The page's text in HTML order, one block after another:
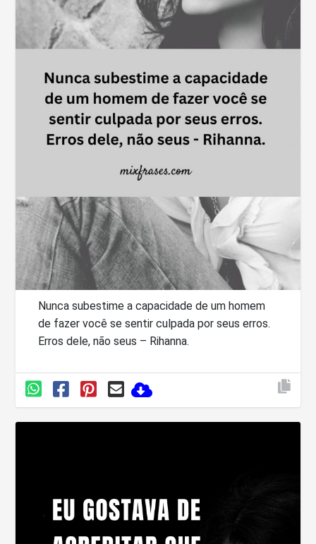
Nunca subestime a capacidade de um homem
de fazer você se sentir culpada por seus erros.
Erros dele, não seus – Rihanna.